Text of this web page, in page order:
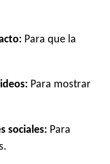
Para que la
Para mostrar
sociales: Para